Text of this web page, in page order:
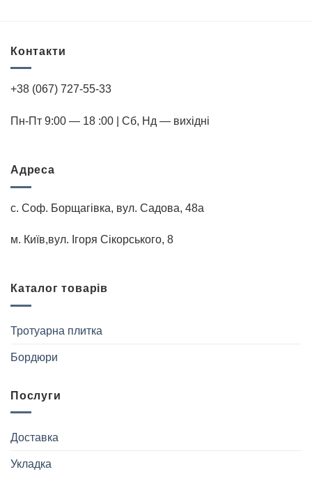
Контакти
+38 (067) 727-55-33
Пн-Пт 9:00 — 18 :00 | Cб, Нд — вихідні
Адреса
с. Соф. Борщагівка, вул. Садова, 48а
м. Київ,вул. Iгоря Сiкорського, 8
Каталог товарів
Тротуарна плитка
Бордюри
Послуги
Доставка
Укладка